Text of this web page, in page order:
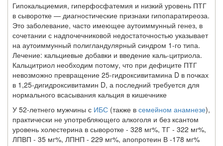
Гипокальциемия, гиперфосфатемия и низкий уровень ПТГ
в сыворотке — диагно­стические признаки гипопаратиреоза.
Это заболевание, часто имеющее аутоиммунный генез, в
сочетании с надпочечниковой недостаточностью указывает
на аутоиммунный полигландулярный синдром 1-го типа.
Лечение: кальциевые добавки и введение каль-цитриола.
Кальцитриол необходим потому, что при дефиците ПТГ
невозможно превра­щение 25-гидроксивитамина D в почках
в 1,25-дигидроксивитамин D, а последний тре­буется для
нормального всасывания кальция в кишечнике
У 52-летнего мужчины с ИБС (также в семейном анамнезе),
практически не употребляющего алкоголя и без ксантом
уровень холестерина в сыворот­ке - 328 мг%, ТГ - 322 мг%,
ЛПВП - 35 мг%, ЛПНП - 229 мг%, апопротеин В -178 мг%